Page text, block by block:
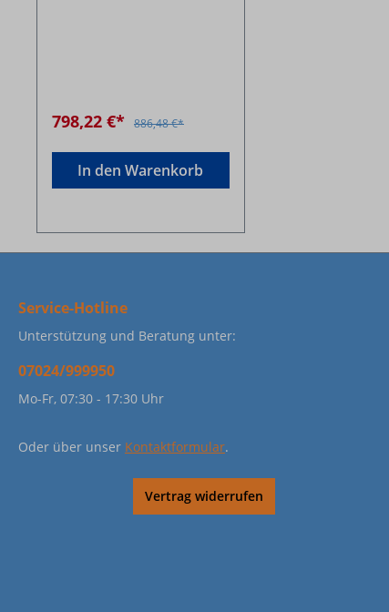
798,22 €* 886,48 €*
In den Warenkorb
Service-Hotline
Unterstützung und Beratung unter:
07024/999950
Mo-Fr, 07:30 - 17:30 Uhr
Oder über unser Kontaktformular.
Vertrag widerrufen